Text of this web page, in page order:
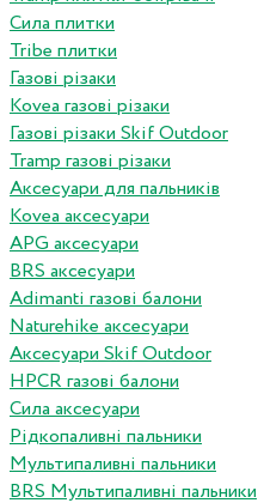
Сила плитки
Tribe плитки
Газові різаки
Kovea газові різаки
Газові різаки Skif Outdoor
Tramp газові різаки
Аксесуари для пальників
Kovea аксесуари
APG аксесуари
BRS аксесуари
Adimanti газові балони
Naturehike аксесуари
Аксесуари Skif Outdoor
HPCR газові балони
Сила аксесуари
Рідкопаливні пальники
Мультипаливні пальники
BRS Мультипаливні пальники